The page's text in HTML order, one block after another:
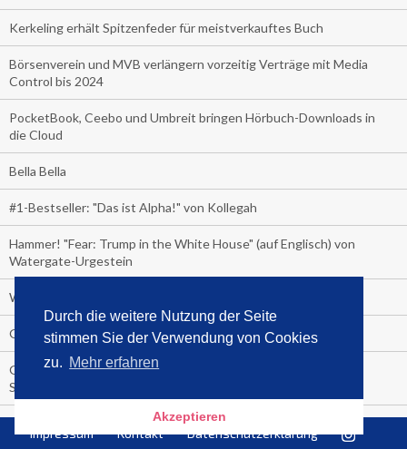
Durch die weitere Nutzung der Seite
stimmen Sie der Verwendung von Cookies
zu. Mehr erfahren
Akzeptieren
Kerkeling erhält Spitzenfeder für meistverkauftes Buch
Börsenverein und MVB verlängern vorzeitig Verträge mit Media
Control bis 2024
PocketBook, Ceebo und Umbreit bringen Hörbuch-Downloads in
die Cloud
Bella Bella
#1-Bestseller: "Das ist Alpha!" von Kollegah
Hammer! "Fear: Trump in the White House" (auf Englisch) von
Watergate-Urgestein
Wie alt sind die TV-Zuschauer
Geisterfahrer auf Überholspur
Gegen Einsamkeit: Single-Haushalte schauen täglich fast 6
Stunden TV
Impressum Kontakt Datenschutzerklärung